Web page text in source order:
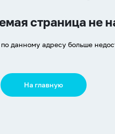
страница не
данному адресу больше
На главную